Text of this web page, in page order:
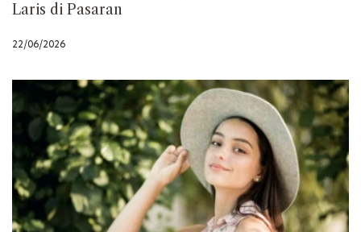
Laris di Pasaran
22/06/2026